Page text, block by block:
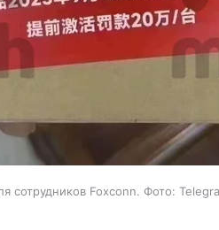
Foxconn. Фото: